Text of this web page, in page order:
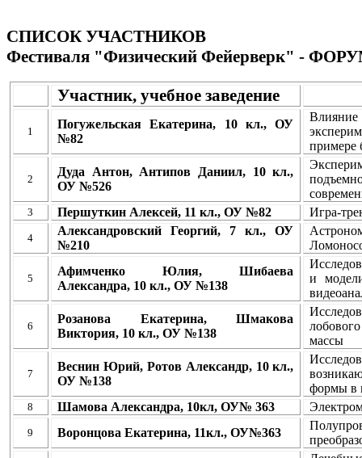
СПИСОК УЧАСТНИКОВ
Фестиваля "Физический Фейерверк" -
Участник, учебное заведение
1
Погужельская Екатерина, 10 кл., ОУ
№82
примере
2
Дуда Антон, Антипов Даниил, 10 кл.,
ОУ №526
3 Першуткин Алексей, 11 кл., ОУ №82 Игра-
4
Александровский Георгий, 7 кл., ОУ
№210
5
Афимченко Юлия, Шибаева
Александра, 10 кл., ОУ №138
и
6
Розанова Екатерина, Шмакова
Виктория, 10 кл., ОУ №138
массы
7
Веснин Юрий, Ротов Александр, 10 кл.,
ОУ №138
формы в
8 Шамова Александра, 10кл, ОУ№ 363
9 Воронцова Екатерина, 11кл., ОУ№363